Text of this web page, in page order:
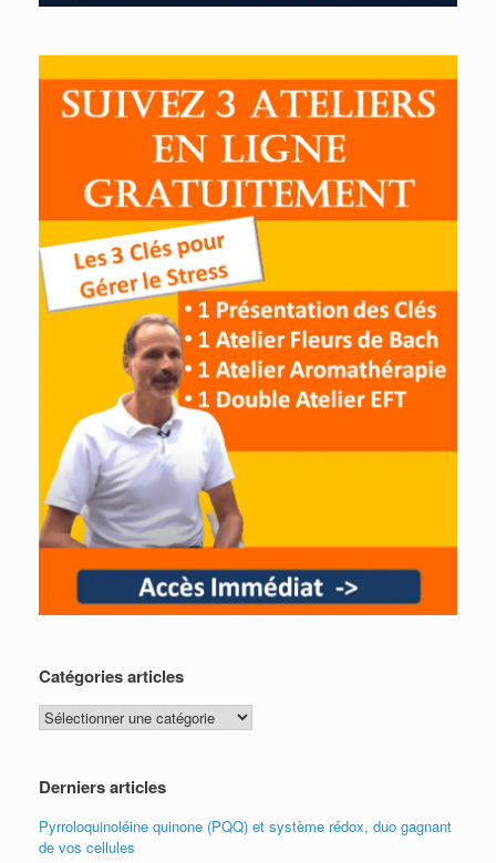
Catégories articles
Catégories
articles
Derniers articles
Pyrroloquinoléine quinone (PQQ) et système rédox, duo gagnant
de vos cellules